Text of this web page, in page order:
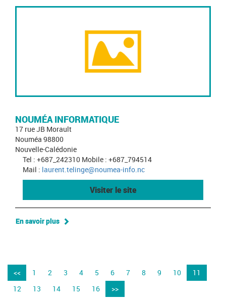
NOUMÉA INFORMATIQUE
17 rue JB Morault
Nouméa 98800
Nouvelle-Calédonie
Tel : +687_242310 Mobile : +687_794514
Mail : laurent.telinge@noumea-info.nc
Visiter le site
En savoir plus
<< 1 2 3 4 5 6 7 8 9 10
11
12
13 14 15 16 >>